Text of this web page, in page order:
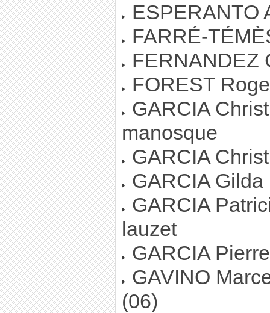
ESPERANTO
FARRÉ-
FERNANDEZ
FOREST
GARCIA
manosque
GARCIA
GARCIA Gilda
GARCIA
lauzet
GARCIA
GAVINO
(06)